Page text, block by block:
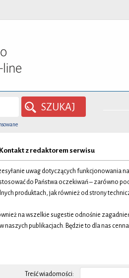
SZUKAJ
Kontakt z redaktorem serwisu
uwag dotyczących funkcjonowania
do Państwa oczekiwań – zarówno
produktach, jak również od strony
na wszelkie sugestie odnośnie
naszych publikacjach. Będzie to dla nas
Treść wiadomości: